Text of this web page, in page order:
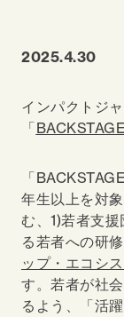
2025.4.30
インパクトジ
「
「
年生以上を対
む、1)若者支
る若者への研
ップ・エコシ
す。若者が社
るよう、「活